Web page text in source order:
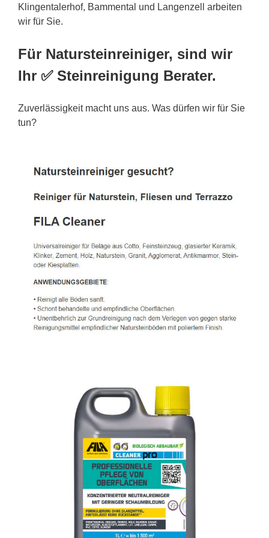
Klingentalerhof, Bammental und Langenzell arbeiten
wir für Sie.
Für Natursteinreiniger, sind wir
Ihr ✅ Steinreinigung Berater.
Zuverlässigkeit macht uns aus. Was dürfen wir für Sie
tun?